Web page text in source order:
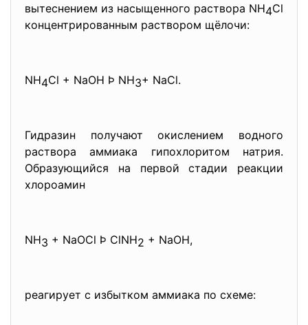
вытеснением из насыщенного раствора NH4Cl
концентрированным раствором щёлочи:
NH4Cl + NaOH Þ NH3­+ NaCl.
Гидразин получают окислением водного
раствора аммиака гипохлоритом натрия.
Образующийся на первой стадии реакции
хлороамин
NH3 + NaOCl Þ ClNH2 + NaOH,
реагирует с избытком аммиака по схеме: